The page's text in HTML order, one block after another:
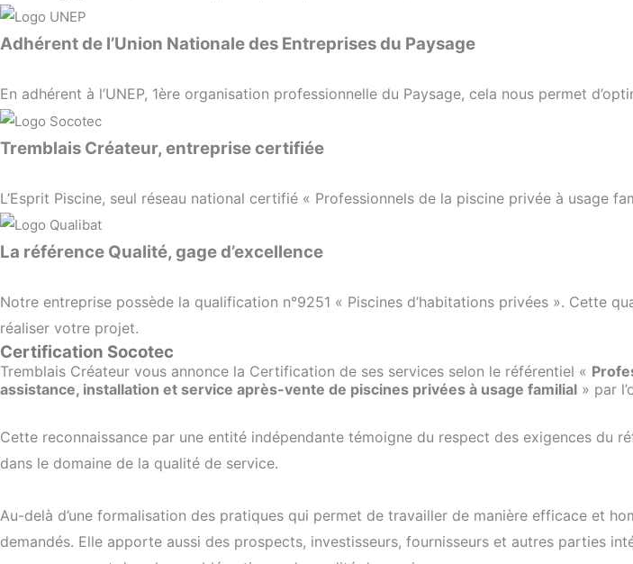
Adhérent de l’Union Nationale des Entreprises du Paysage
En adhérent à l’UNEP, 1ère organisation professionnelle du Paysage, cela nous permet
Tremblais Créateur, entreprise certifiée
L’Esprit Piscine, seul réseau national certifié « Professionnels de la piscine privée à usage
La référence Qualité, gage d’excellence
Notre entreprise possède la qualification n°9251 « Piscines d’habitations privées ». Cette
réaliser votre projet.
Certification Socotec
Tremblais Créateur vous annonce la Certification de ses services selon le référentiel «
assistance, installation et service après-vente de piscines privées à usage familial » par
Cette reconnaissance par une entité indépendante témoigne du respect des exigences du
dans le domaine de la qualité de service.
Au-delà d’une formalisation des pratiques qui permet de travailler de manière efficace et
demandés. Elle apporte aussi des prospects, investisseurs, fournisseurs et autres parties